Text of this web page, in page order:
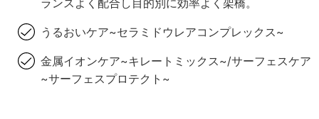
うるおいケア~セラミドウレアコンプレックス~
金属イオンケア~キレートミックス~/サーフェスケア
~サーフェスプロテクト~